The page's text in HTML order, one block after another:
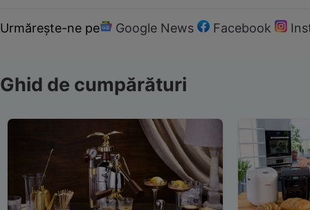
Urmărește-ne pe Google News Facebook
Ghid de cumpărături